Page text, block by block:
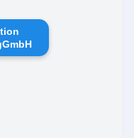
fühlt.